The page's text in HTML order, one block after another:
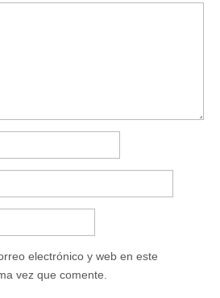
electrónico y web en este
vez que comente.